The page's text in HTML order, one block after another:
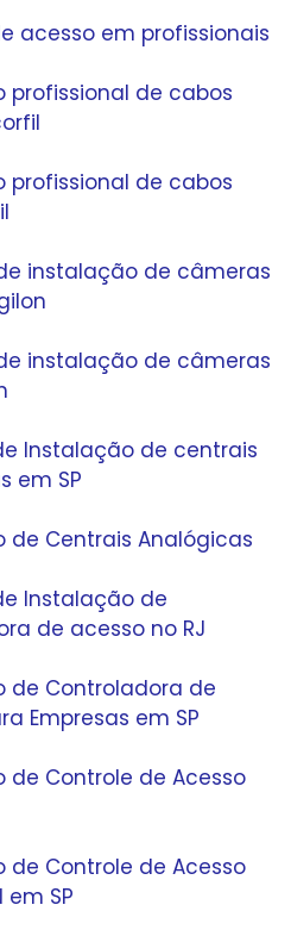
acesso em profissionais
profissional de cabos
profissional de cabos
instalação de câmeras
instalação de câmeras
Instalação de centrais
em SP
de Centrais Analógicas
Instalação de
de acesso no RJ
de Controladora de
Empresas em SP
de Controle de Acesso
de Controle de Acesso
em SP